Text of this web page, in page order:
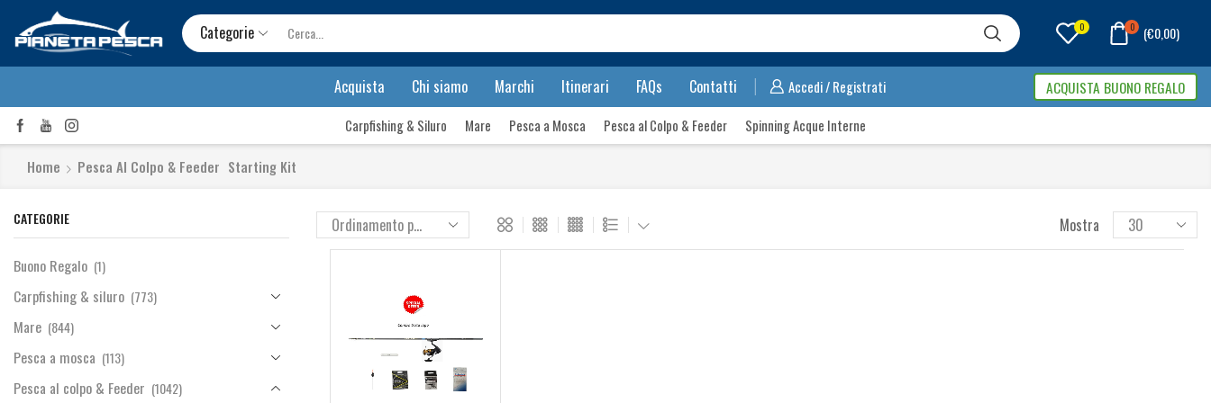
Categorie
input
0 0 (€0,00)
Acquista Chi siamo Marchi Itinerari FAQs Contatti Accedi / Registrati
ACQUISTA BUONO REGALO
Carpfishing & Siluro
Mare Pesca a Mosca Pesca al Colpo & Feeder Spinning Acque Interne
Home Pesca Al Colpo & Feeder Starting Kit
Mostra
CATEGORIE
Buono Regalo (1)
Carpfishing & siluro (773)
Mare (844)
Pesca a mosca (113)
Pesca al colpo & Feeder (1042)